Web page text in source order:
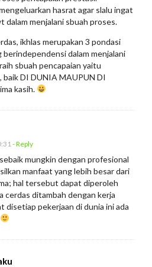
hasrat agar slalu ingat
dalam menjalani sbuah proses.
ikhlas merupakan 3 pondasi
berindependensi dalam menjalani
sbuah pencapaian yaitu
baik DI DUNIA MAUPUN DI
kasih.
- Reply
mungkin dengan profesional
manfaat yang lebih besar dari
hal tersebut dapat diperoleh
cerdas ditambah dengan kerja
disetiap pekerjaan di dunia ini ada